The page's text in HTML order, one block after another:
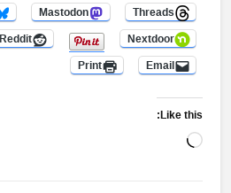
Threads
Mastodon
Nextdoor
Reddit
Email
Print
Like this:
Loading…